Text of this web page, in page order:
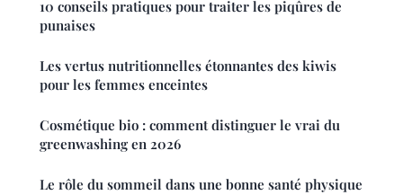
10 conseils pratiques pour traiter les piqûres de
punaises
Les vertus nutritionnelles étonnantes des kiwis
pour les femmes enceintes
Cosmétique bio : comment distinguer le vrai du
greenwashing en 2026
Le rôle du sommeil dans une bonne santé physique